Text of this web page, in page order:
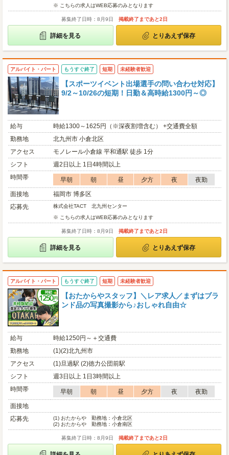
※ こちらの求人はWEB応募のみとなります
募集終了日時：8月9日 掲載終了まであと2日
詳細を見る とりあえず保存
アルバイト・パート もうすぐ終了 短期 未経験者歓迎
【スポーツイベント出場選手の問い合わせ対応】
9/2～10/26の短期！日勤＆高時給1300円～◎
給与
時給1300～1625円（※深夜割増含む） +交通費全額
勤務地
北九州市 小倉北区
アクセス
モノレール小倉線 平和通駅 徒歩 1分
シフト
週2日以上 1日4時間以上
時間帯
早朝 朝 昼 夕方 夜
夜勤
面接地
福岡市 博多区
応募先
株式会社TACT 北九州センター
※ こちらの求人はWEB応募のみとなります
募集終了日時：8月9日 掲載終了まであと2日
詳細を見る とりあえず保存
アルバイト・パート もうすぐ終了 短期 未経験者歓迎
【おたからやスタッフ】＼レア求人／まずはブラ
ンド品の写真撮影から♪おしゃれ自由☆
給与
時給1250円～＋交通費
勤務地
(1)(2)北九州市
アクセス
(1)旦過駅 (2)徳力公団前駅
シフト
週3日以上 1日3時間以上
時間帯
早朝 朝 昼 夕方 夜
夜勤
面接地
応募先
(1) おたからや 勤務地：小倉北区
(2) おたからや 勤務地：小倉南区
募集終了日時：8月9日 掲載終了まであと2日